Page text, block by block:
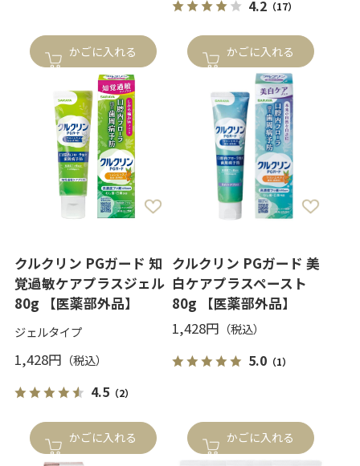
かごに入れる
4.2（17）
かごに入れる
クルクリン PGガード 知
覚過敏ケアプラスジェル
80g 【医薬部外品】
ジェルタイプ
1,428円
4.5（2）
かごに入れる
クルクリン PGガード 美
白ケアプラスペースト
80g 【医薬部外品】
1,428円
5.0（1）
かごに入れる